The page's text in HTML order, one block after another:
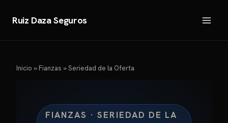
Ruiz Daza Seguros
Inicio » Fianzas »Seriedad de la Oferta
FIANZAS · SERIEDAD DE LA